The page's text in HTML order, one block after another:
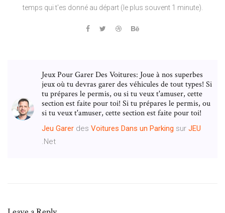
temps qui t'es donné au départ (le plus souvent 1 minute).
Jeux Pour Garer Des Voitures: Joue à nos superbes
jeux où tu devras garer des véhicules de tout types! Si
tu prépares le permis, ou si tu veux t'amuser, cette
section est faite pour toi! Si tu prépares le permis, ou
si tu veux t'amuser, cette section est faite pour toi!
Jeu Garer des Voitures Dans un Parking sur JEU
.Net